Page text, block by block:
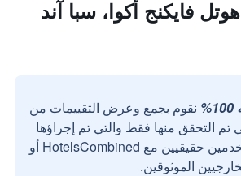
فايكنج أكوا، سبا آند
نقوم بجمع وعرض التقييمات من
تم التحقق منها فقط والتي تم إجراؤها
بواسطة مستخدمين حقيقيين مع HotelsCombined أو
الموثوقين.